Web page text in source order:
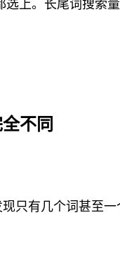
上。长尾词搜索
不同
只有几个词甚至一